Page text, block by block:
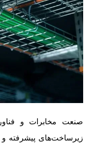
صنعت مخابرات و
زیرساخت‌های پیشرفته و